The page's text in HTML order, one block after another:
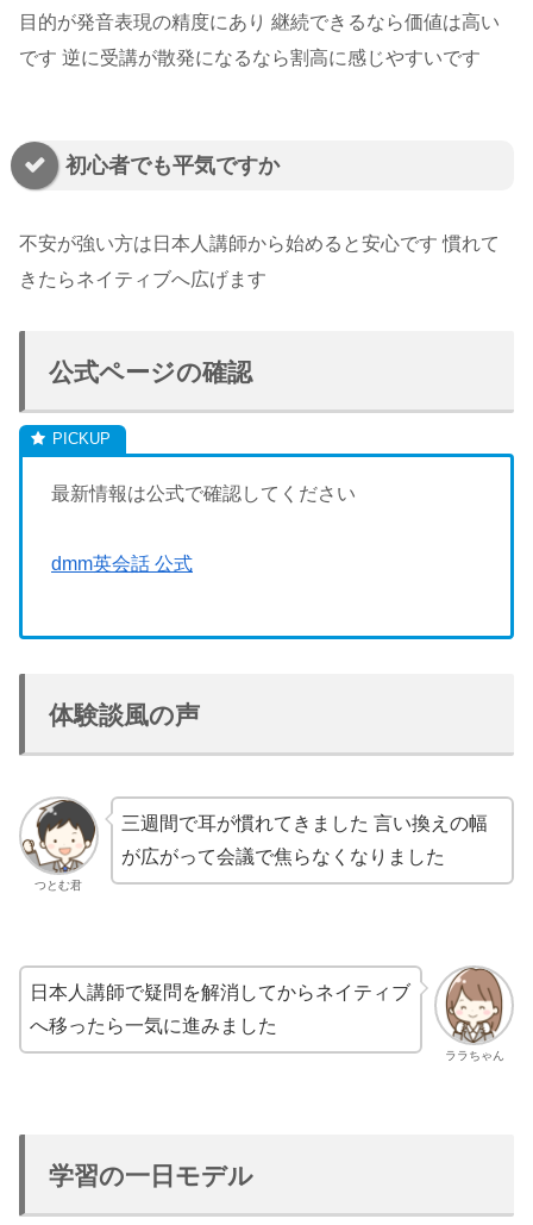
目的が発音表現の精度にあり 継続できるなら価値は高い
です 逆に受講が散発になるなら割高に感じやすいです
初心者でも平気ですか
不安が強い方は日本人講師から始めると安心です 慣れて
きたらネイティブへ広げます
公式ページの確認
最新情報は公式で確認してください
dmm英会話 公式
体験談風の声
つとむ君
三週間で耳が慣れてきました 言い換えの幅
が広がって会議で焦らなくなりました
ララちゃん
日本人講師で疑問を解消してからネイティブ
へ移ったら一気に進みました
学習の一日モデル